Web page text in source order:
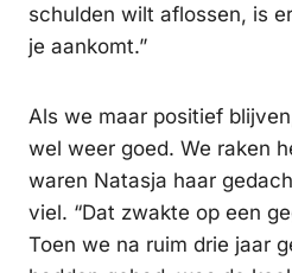
schulden wilt aflossen, is
je aankomt.”
Als we maar positief
wel weer goed. We raken
waren Natasja haar
viel. “Dat zwakte op een
Toen we na ruim drie jaar